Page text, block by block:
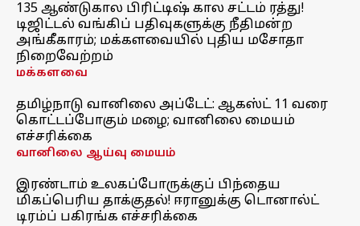
135 ஆண்டுகால பிரிட்டிஷ் கால சட்டம் ரத்து!
டிஜிட்டல் வங்கிப் பதிவுகளுக்கு நீதிமன்ற
அங்கீகாரம்; மக்களவையில் புதிய மசோதா
நிறைவேற்றம்
மக்களவை
தமிழ்நாடு வானிலை அப்டேட்: ஆகஸ்ட் 11 வரை
கொட்டப்போகும் மழை; வானிலை மையம்
எச்சரிக்கை
வானிலை ஆய்வு மையம்
இரண்டாம் உலகப்போருக்குப் பிந்தைய
மிகப்பெரிய தாக்குதல்! ஈரானுக்கு டொனால்ட்
டிரம்ப் பகிரங்க எச்சரிக்கை